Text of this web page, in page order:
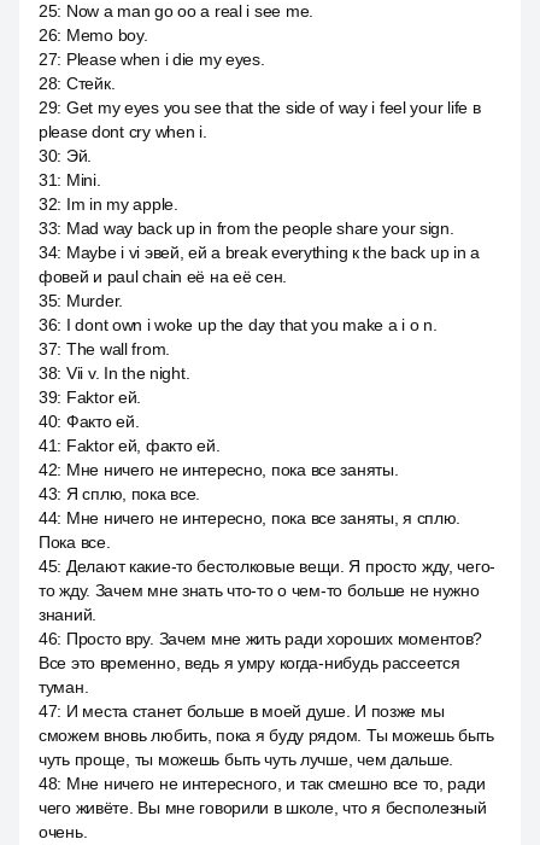
25: Now a man go оо a real i see me.
26: Memo boy.
27: Please when i die my eyes.
28: Стейк.
29: Get my eyes you see that the side of way i feel your life в
please dont cry when i.
30: Эй.
31: Mini.
32: Im in my apple.
33: Mad way back up in from the people share your sign.
34: Maybe i vi эвей, ей a break everything к the back up in a
фовей и paul chain её на её сен.
35: Murder.
36: I dont own i woke up the day that you make a i o n.
37: The wall from.
38: Vii v. In the night.
39: Faktor ей.
40: Факто ей.
41: Faktor ей, факто ей.
42: Мне ничего не интересно, пока все заняты.
43: Я сплю, пока все.
44: Мне ничего не интересно, пока все заняты, я сплю.
Пока все.
45: Делают какие-то бестолковые вещи. Я просто жду, чего-
то жду. Зачем мне знать что-то о чем-то больше не нужно
знаний.
46: Просто вру. Зачем мне жить ради хороших моментов?
Все это временно, ведь я умру когда-нибудь рассеется
туман.
47: И места станет больше в моей душе. И позже мы
сможем вновь любить, пока я буду рядом. Ты можешь быть
чуть проще, ты можешь быть чуть лучше, чем дальше.
48: Мне ничего не интересного, и так смешно все то, ради
чего живёте. Вы мне говорили в школе, что я бесполезный
очень.